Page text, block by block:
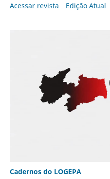
Acessar revista
Edição Atual
Cadernos do LOGEPA